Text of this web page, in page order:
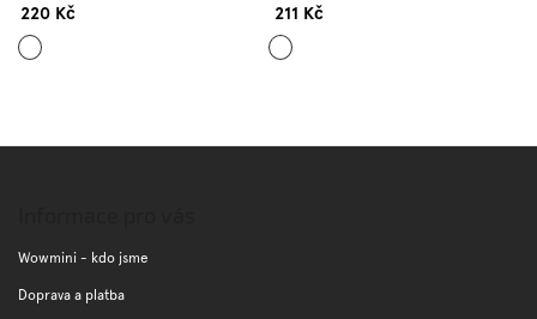
220 Kč
Šedá
211 Kč
Modrá
Wowmini - kdo jsme
Doprava a platba